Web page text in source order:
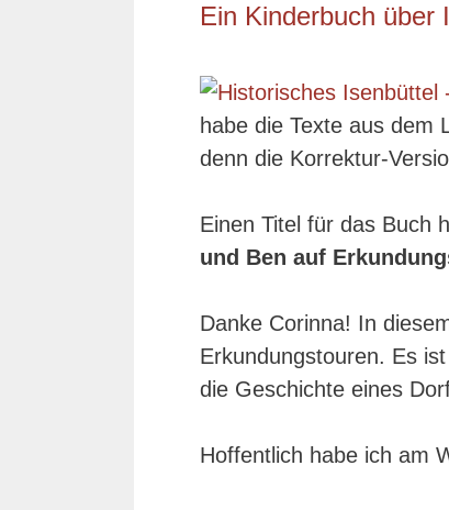
Ein Kinderbuch über
habe die Texte aus dem
denn die Korrektur-
Einen Titel für das Buch
und Ben auf
Danke Corinna! In
Erkundungstouren. Es
die Geschichte eines
Hoffentlich habe ich am